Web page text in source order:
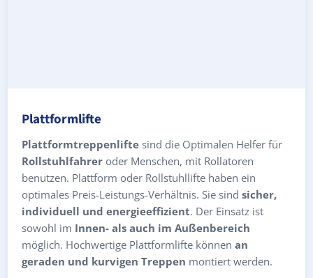
Plattformlifte
Plattformtreppenlifte sind die Optimalen Helfer für
Rollstuhlfahrer oder Menschen, mit Rollatoren
benutzen. Plattform oder Rollstuhllifte haben ein
optimales Preis-Leistungs-Verhältnis. Sie sind sicher,
individuell und energieeffizient. Der Einsatz ist
sowohl im Innen- als auch im Außenbereich
möglich. Hochwertige Plattformlifte können an
geraden und kurvigen Treppen montiert werden.